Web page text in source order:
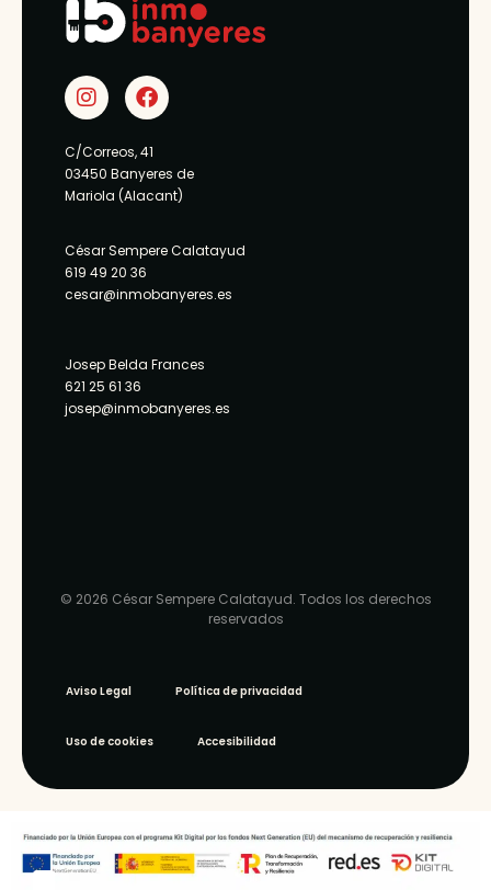
C/Correos, 41
03450 Banyeres de
Mariola (Alacant)
César Sempere Calatayud
619 49 20 36
cesar@inmobanyeres.es
Josep Belda Frances
621 25 61 36
josep@inmobanyeres.es
© 2026 César Sempere Calatayud. Todos los derechos
reservados
Aviso Legal Política de privacidad
Uso de cookies Accesibilidad